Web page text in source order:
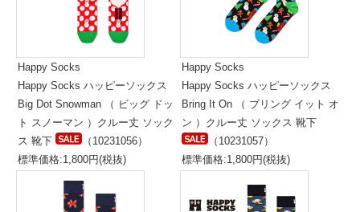
Happy Socks
Happy Socks ハッピーソックス
Big Dot Snowman （ ビッグ ドッ
ト スノーマン ）クルー丈 ソック
ス 靴下
（10231056）
標準価格:1,800円(税抜)
Happy Socks
Happy Socks ハッピーソックス
Bring It On （ ブリング イット オ
ン ）クルー丈 ソックス 靴下
（10231057）
標準価格:1,800円(税抜)